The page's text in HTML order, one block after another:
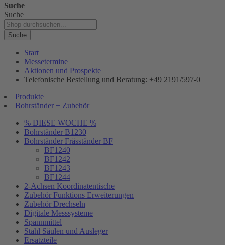
Suche
Suche
Suche
Start
Messetermine
Aktionen und Prospekte
Telefonische Bestellung und Beratung: +49 2191/597-0
Produkte
Bohrständer + Zubehör
% DIESE WOCHE %
Bohrständer B1230
Bohrständer Fräsständer BF
BF1240
BF1242
BF1243
BF1244
2-Achsen Koordinatentische
Zubehör Funktions Erweiterungen
Zubehör Drechseln
Digitale Messsysteme
Spannmittel
Stahl Säulen und Ausleger
Ersatzteile